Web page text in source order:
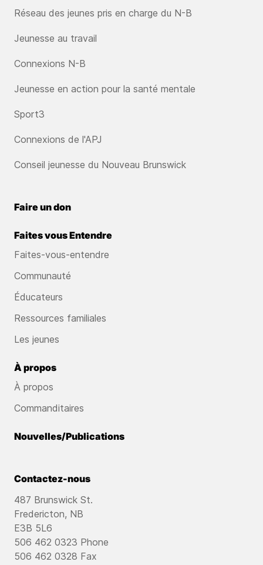
Réseau des jeunes pris en charge du N-B
Jeunesse au travail
Connexions N-B
Jeunesse en action pour la santé mentale
Sport3
Connexions de l'APJ
Conseil jeunesse du Nouveau Brunswick
Faire un don
Faites vous Entendre
Faites-vous-entendre
Communauté
Éducateurs
Ressources familiales
Les jeunes
À propos
À propos
Commanditaires
Nouvelles/Publications
Contactez-nous
487 Brunswick St.
Fredericton, NB
E3B 5L6
506 462 0323 Phone
506 462 0328 Fax